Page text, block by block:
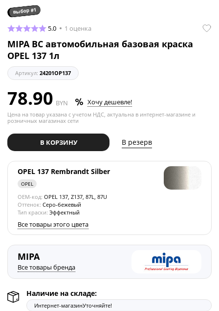
выбор #1
5.0 1 оценка
MIPA BC автомобильная базовая краска
OPEL 137 1л
Артикул: 24201OP137
78.90 BYN Хочу дешевле!
Цена на товар указана с учетом НДС, актуальна в интернет-магазине и
розничных магазинах сети
В КОРЗИНУ В резерв
OPEL 137 Rembrandt Silber
OPEL
OEM-код: OPEL 137, Z137, 87L, 87U
Оттенок: Серо-бежевый
Тип краски: Эффектный
Все товары этого цвета
MIPA
Все товары бренда
Наличие на складе:
Интернет-магазинУточняйте!